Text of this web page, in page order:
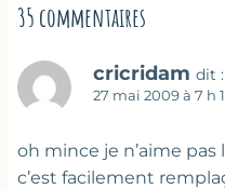
35 commentaires
cricridam dit :
27 mai 2009 à 7 h
oh mince je n’aime pas
c’est facilement